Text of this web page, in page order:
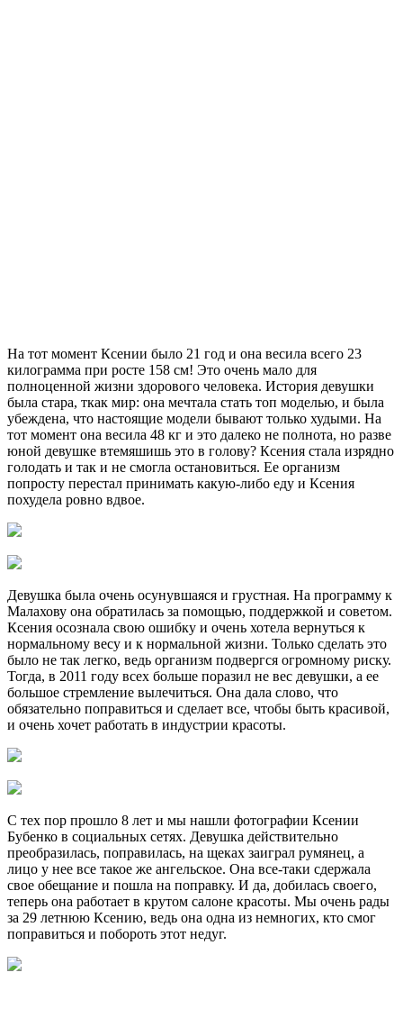
На тот момент Ксении было 21 год и она весила всего 23
килограмма при росте 158 см! Это очень мало для
полноценной жизни здорового человека. История девушки
была стара, ткак мир: она мечтала стать топ моделью, и была
убеждена, что настоящие модели бывают только худыми. На
тот момент она весила 48 кг и это далеко не полнота, но разве
юной девушке втемяшишь это в голову? Ксения стала изрядно
голодать и так и не смогла остановиться. Ее организм
попросту перестал принимать какую-либо еду и Ксения
похудела ровно вдвое.
Девушка была очень осунувшаяся и грустная. На программу к
Малахову она обратилась за помощью, поддержкой и советом.
Ксения осознала свою ошибку и очень хотела вернуться к
нормальному весу и к нормальной жизни. Только сделать это
было не так легко, ведь организм подвергся огромному риску.
Тогда, в 2011 году всех больше поразил не вес девушки, а ее
большое стремление вылечиться. Она дала слово, что
обязательно поправиться и сделает все, чтобы быть красивой,
и очень хочет работать в индустрии красоты.
С тех пор прошло 8 лет и мы нашли фотографии Ксении
Бубенко в социальных сетях. Девушка действительно
преобразилась, поправилась, на щеках заиграл румянец, а
лицо у нее все такое же ангельское. Она все-таки сдержала
свое обещание и пошла на поправку. И да, добилась своего,
теперь она работает в крутом салоне красоты. Мы очень рады
за 29 летнюю Ксению, ведь она одна из немногих, кто смог
поправиться и побороть этот недуг.